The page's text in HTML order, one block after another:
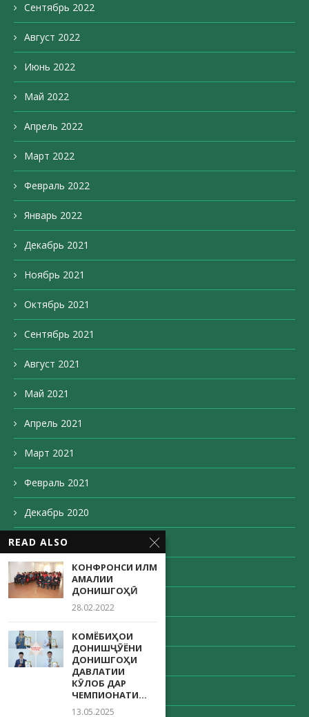
Сентябрь 2022
Август 2022
Июнь 2022
Май 2022
Апрель 2022
Март 2022
Февраль 2022
Январь 2022
Декабрь 2021
Ноябрь 2021
Октябрь 2021
Сентябрь 2021
Август 2021
Май 2021
Апрель 2021
Март 2021
Февраль 2021
Декабрь 2020
Ноябрь 2020
Октябрь 2020
Сентябрь 2020
Август 2020
Май 2020
Апрель 2020
READ ALSO
КОНФРОНСИ ИЛМӢ
АМАЛИИ
ДОНИШГОҲӢ
28.02.2022
КОМЁБИҲОИ
ДОНИШҶӮЁНИ
ДОНИШГОҲИ
ДАВЛАТИИ
КӮЛОБ ДАР
ЧЕМПИОНАТИ...
13.05.2025